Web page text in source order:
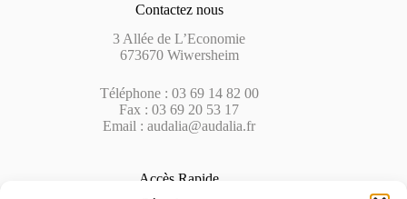
Contactez nous
3 Allée de L’Economie
673670 Wiwersheim
Téléphone : 03 69 14 82 00
Fax : 03 69 20 53 17
Email : audalia@audalia.fr
Accès Rapide